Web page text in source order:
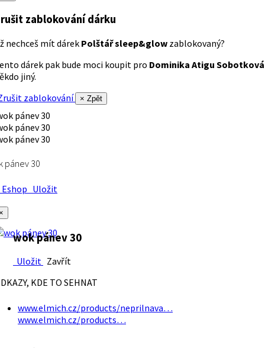
zablokování dárku
nechceš mít dárek Polštář sleep&glow zablokovaný?
dárek pak bude moci koupit pro Dominika Atigu Sobotková
jiný.
zablokování
× Zpět
pánev 30
Uložit
wok pánev 30
Uložit Zavřít
KDE TO SEHNAT
www.elmich.cz/products/neprilnava…
www.elmich.cz/products…